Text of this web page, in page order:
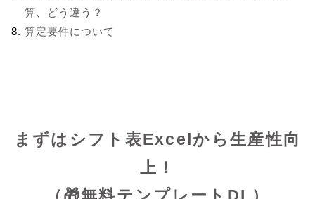
算、どう違う？
算定要件について
まずはシフト表Excelから生産性向
上！